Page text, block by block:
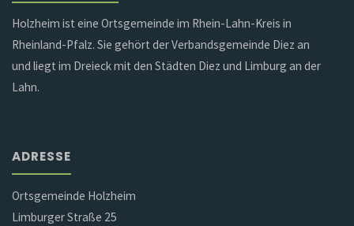
Holzheim ist eine Ortsgemeinde im Rhein-Lahn-Kreis in
Rheinland-Pfalz. Sie gehört der Verbandsgemeinde Diez an
und liegt im Dreieck mit den Städten Diez und Limburg an der
Lahn.
ADRESSE
Ortsgemeinde Holzheim
Limburger Straße 25